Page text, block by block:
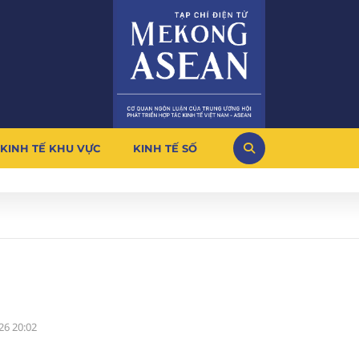
KINH TẾ KHU VỰC KINH TẾ SỐ
20:02